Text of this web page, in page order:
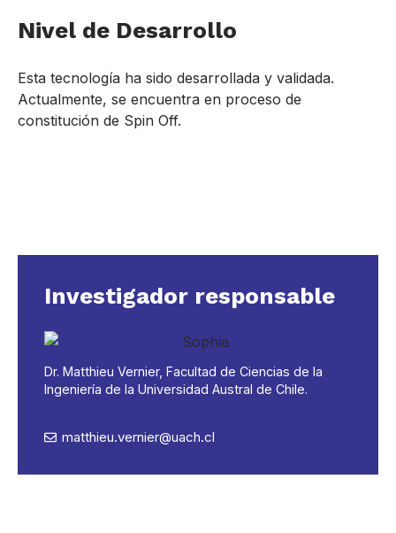
Nivel de Desarrollo
Esta tecnología ha sido desarrollada y validada.
Actualmente, se encuentra en proceso de
constitución de Spin Off.
Investigador responsable
Dr. Matthieu Vernier, Facultad de Ciencias de la
Ingeniería de la Universidad Austral de Chile.
matthieu.vernier@uach.cl